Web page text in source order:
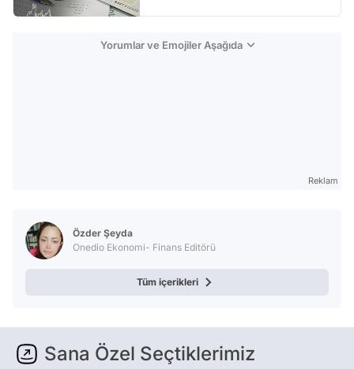
Yorumlar ve Emojiler Aşağıda
Reklam
Özder Şeyda
Onedio Ekonomi- Finans Editörü
Tüm içerikleri
Sana Özel Seçtiklerimiz